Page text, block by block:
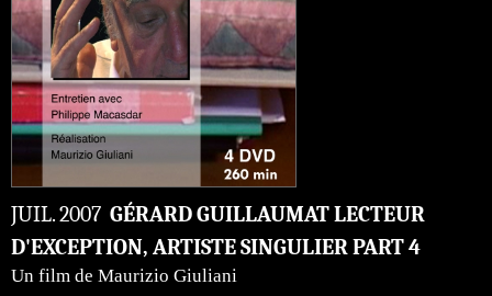
JUIL. 2007 GÉRARD GUILLAUMAT LECTEUR
D'EXCEPTION, ARTISTE SINGULIER PART 4
Un film de Maurizio Giuliani